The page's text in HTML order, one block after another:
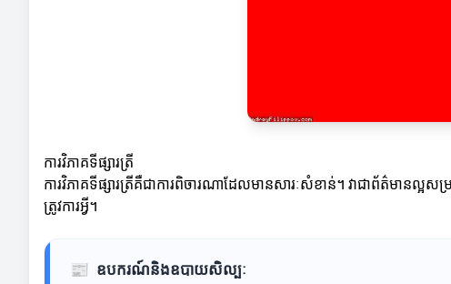
ការវិភាគទីផ្សារត្រី
ការវិភាគទីផ្សារត្រីគឺជាការពិចារណាដែលមានសារៈសំខាន់។ វាជាព័ត៌មានល្អ
ត្រូវការអ្វី។
📰 ឧបករណ៍និងឧបាយសិល្បៈ